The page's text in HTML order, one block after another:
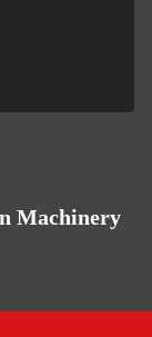
Machinery